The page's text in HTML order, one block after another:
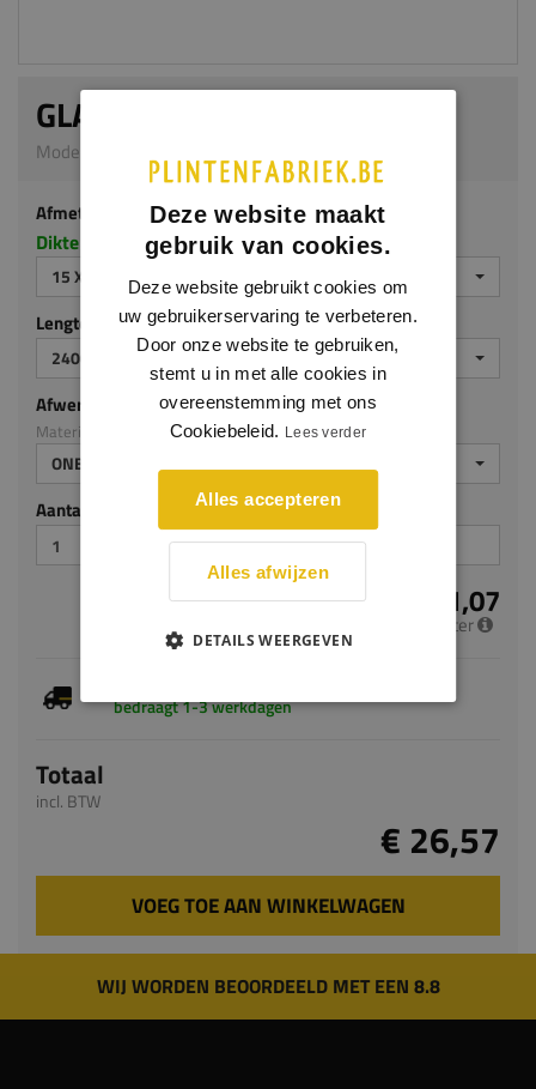
GLADDE PLINT
Model G301 | 15 x 120 mm | Grenen
Afmeting
Dikte x hoogte in millimeters
15 X 120 MM
Lengte (mm)
2400
Afwerking
Materiaal: Grenen
ONBEHANDELD
Aantal stuks
€ 11,07
per meter
bedraagt 1-3 werkdagen
Totaal
incl. BTW
€ 26,57
VOEG TOE AAN WINKELWAGEN
WIJ WORDEN BEOORDEELD MET EEN 8.8
Deze website maakt
gebruik van cookies.
Deze website gebruikt cookies om
uw gebruikerservaring te verbeteren.
Door onze website te gebruiken,
stemt u in met alle cookies in
overeenstemming met ons
Cookiebeleid. Lees verder
Alles accepteren
Alles afwijzen
DETAILS WEERGEVEN